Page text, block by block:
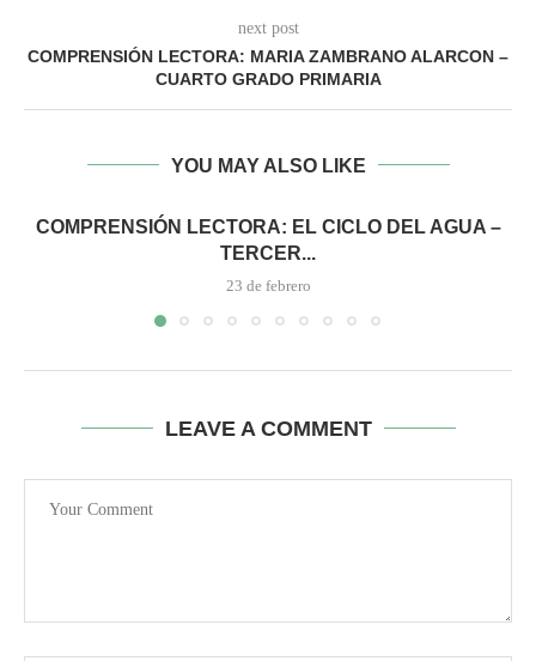
next post
COMPRENSIÓN LECTORA: MARIA ZAMBRANO ALARCON –
CUARTO GRADO PRIMARIA
YOU MAY ALSO LIKE
COMPRENSIÓN LECTORA: EL CICLO DEL AGUA –
TERCER...
23 de febrero
LEAVE A COMMENT